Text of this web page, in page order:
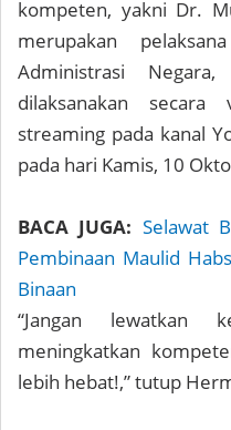
kompeten, yakni Dr.
merupakan
Administrasi
dilaksanakan
streaming pada kanal
pada hari Kamis, 10
BACA JUGA: Selawat
Pembinaan Maulid
Binaan
“Jangan lewatkan
meningkatkan
lebih hebat!,” tutup